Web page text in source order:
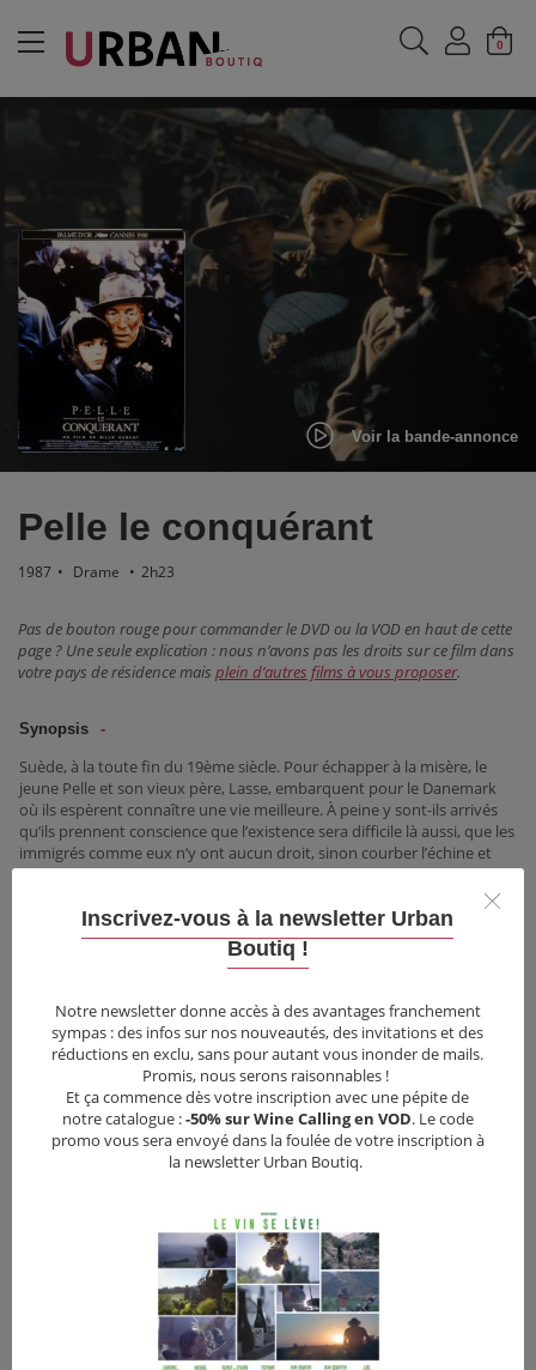
MENU 0
Voir la bande-annonce
Pelle le conquérant
1987 • Drame • 2h23
Pas de bouton rouge pour commander le DVD ou la VOD en haut de cette
page ? Une seule explication : nous n’avons pas les droits sur ce film dans
votre pays de résidence mais plein d’autres films à vous proposer.
Synopsis
Suède, à la toute fin du 19ème siècle. Pour échapper à la misère, le
jeune Pelle et son vieux père, Lasse, embarquent pour le Danemark
où ils espèrent connaître une vie meilleure. À peine y sont-ils arrivés
qu’ils prennent conscience que l’existence sera difficile là aussi, que les
immigrés comme eux n’y ont aucun droit, sinon courber l’échine et
travailler dans des conditions épouvantables contre quelques sous.
Informations
Vous pourriez aussi aimer
12,00€
Inscrivez-vous à la newsletter Urban
Boutiq !
Notre newsletter donne accès à des avantages franchement
sympas : des infos sur nos nouveautés, des invitations et des
réductions en exclu, sans pour autant vous inonder de mails.
Promis, nous serons raisonnables !
Et ça commence dès votre inscription avec une pépite de
notre catalogue :-50% sur Wine Calling en VOD. Le code
promo vous sera envoyé dans la foulée de votre inscription à
la newsletter Urban Boutiq.